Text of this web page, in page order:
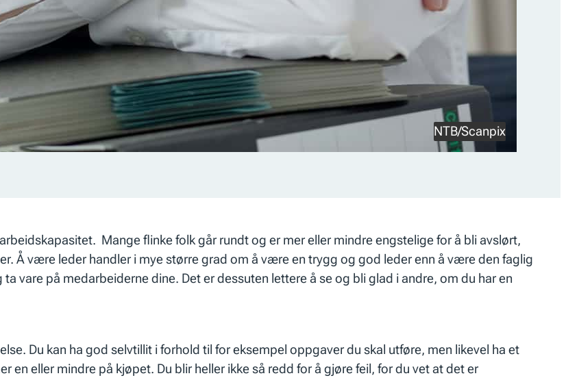
NTB/Scanpix
Mange flinke folk går rundt og er mer eller mindre engstelige for å bli avslørt,
Å være leder handler i mye større grad om å være en trygg og god leder enn å være den faglig
vare på medarbeiderne dine. Det er dessuten lettere å se og bli glad i andre, om du har en
Du kan ha god selvtillit i forhold til for eksempel oppgaver du skal utføre, men likevel ha et
eller mindre på kjøpet. Du blir heller ikke så redd for å gjøre feil, for du vet at det er